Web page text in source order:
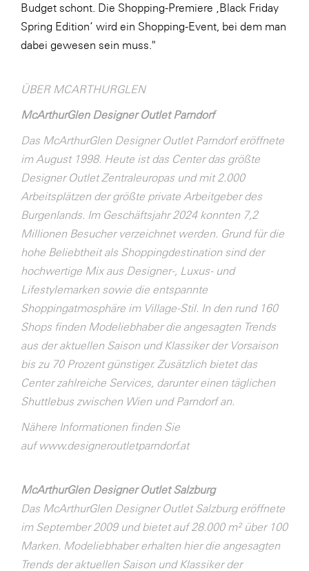
Budget schont. Die Shopping-Premiere ‚Black Friday
Spring Edition‘ wird ein Shopping-Event, bei dem man
dabei gewesen sein muss."
ÜBER MCARTHURGLEN
McArthurGlen Designer Outlet Parndorf
Das McArthurGlen Designer Outlet Parndorf eröffnete
im August 1998. Heute ist das Center das größte
Designer Outlet Zentraleuropas und mit 2.000
Arbeitsplätzen der größte private Arbeitgeber des
Burgenlands. Im Geschäftsjahr 2024 konnten 7,2
Millionen Besucher verzeichnet werden. Grund für die
hohe Beliebtheit als Shoppingdestination sind der
hochwertige Mix aus Designer-, Luxus- und
Lifestylemarken sowie die entspannte
Shoppingatmosphäre im Village-Stil. In den rund 160
Shops finden Modeliebhaber die angesagten Trends
aus der aktuellen Saison und Klassiker der Vorsaison
bis zu 70 Prozent günstiger. Zusätzlich bietet das
Center zahlreiche Services, darunter einen täglichen
Shuttlebus zwischen Wien und Parndorf an.
Nähere Informationen finden Sie
aufwww.designeroutletparndorf.at
McArthurGlen Designer Outlet Salzburg
Das McArthurGlen Designer Outlet Salzburg eröffnete
im September 2009 und bietet auf 28.000 m² über 100
Marken. Modeliebhaber erhalten hier die angesagten
Trends der aktuellen Saison und Klassiker der